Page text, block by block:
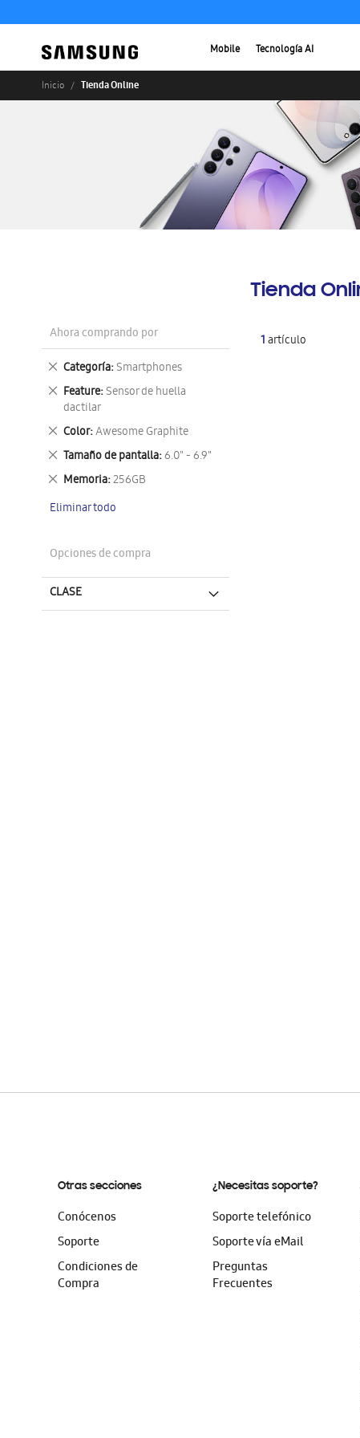
Mobile Tecnología AI
Inicio Tienda Online
Tienda
1artículo
Ahora comprando por
Categoría Smartphones
Eliminar
este
artículo
Feature Sensor de huella
dactilar
Eliminar
este
artículo
Color Awesome Graphite
Eliminar
este
artículo
Tamaño de pantalla 6.0" - 6.9"
Eliminar
este
artículo
Memoria 256GB
Eliminar
artículo
Eliminar todo
Opciones de compra
CLASE
Otras secciones
Conócenos
Soporte
Condiciones de
Compra
¿Necesitas soporte?
Soporte telefónico
Soporte vía eMail
Preguntas
Frecuentes